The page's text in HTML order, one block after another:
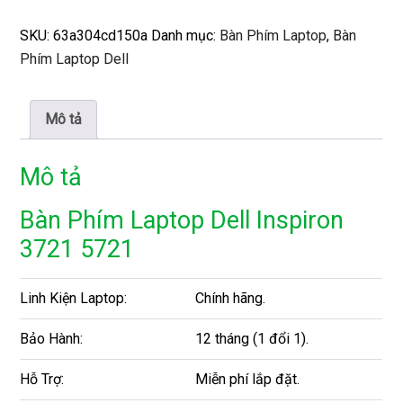
SKU:63a304cd150a Danh mục: Bàn Phím Laptop, Bàn
Phím Laptop Dell
Mô tả
Mô tả
Bàn Phím Laptop Dell Inspiron
3721 5721
Linh Kiện Laptop: Chính hãng.
Bảo Hành: 12 tháng (1 đổi 1).
Hỗ Trợ: Miễn phí lắp đặt.